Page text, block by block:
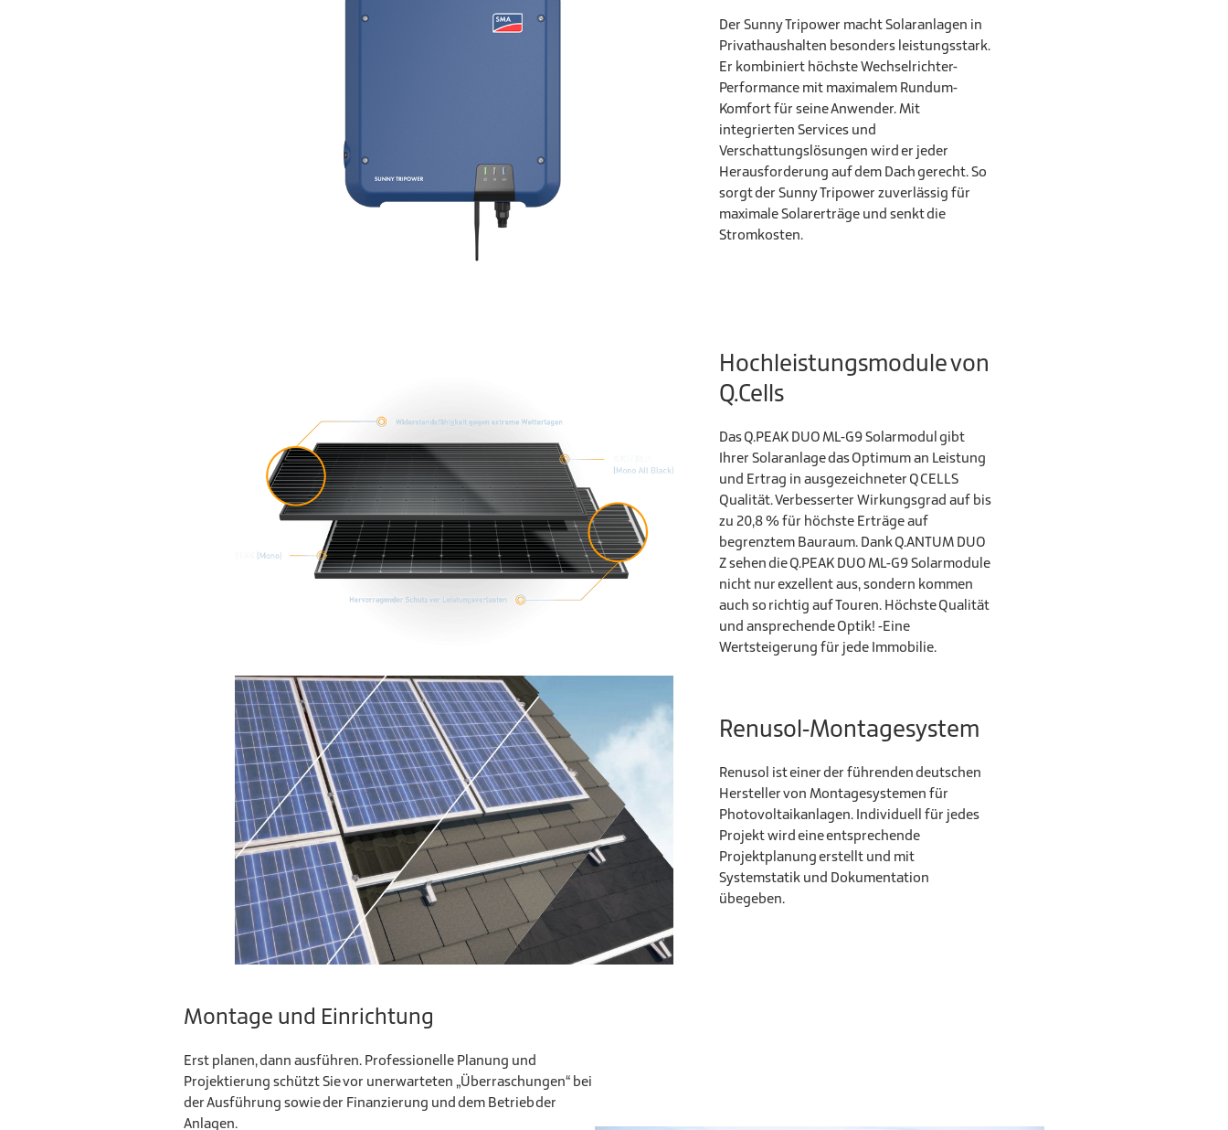
Der Sunny Tripower macht Solaranlagen in
Privathaushalten besonders leistungsstark.
Er kombiniert höchste Wechselrichter-
Performance mit maximalem Rundum-
Komfort für seine Anwender. Mit
integrierten Services und
Verschattungslösungen wird er jeder
Herausforderung auf dem Dach gerecht. So
sorgt der Sunny Tripower zuverlässig für
maximale Solarerträge und senkt die
Stromkosten.
Hochleistungsmodule von
Q.Cells
Das Q.PEAK DUO ML-G9 Solarmodul gibt
Ihrer Solaranlage das Optimum an Leistung
und Ertrag in ausgezeichneter Q CELLS
Qualität. Verbesserter Wirkungsgrad auf bis
zu 20,8 % für höchste Erträge auf
begrenztem Bauraum. Dank Q.ANTUM DUO
Z sehen die Q.PEAK DUO ML-G9 Solarmodule
nicht nur exzellent aus, sondern kommen
auch so richtig auf Touren. Höchste Qualität
und ansprechende Optik! -Eine
Wertsteigerung für jede Immobilie.
Renusol-Montagesystem
Renusol ist einer der führenden deutschen
Hersteller von Montagesystemen für
Photovoltaikanlagen. Individuell für jedes
Projekt wird eine entsprechende
Projektplanung erstellt und mit
Systemstatik und Dokumentation
übegeben.
Montage und Einrichtung
Erst planen, dann ausführen. Professionelle Planung und
Projektierung schützt Sie vor unerwarteten „Überraschungen“ bei
der Ausführung sowie der Finanzierung und dem Betrieb der
Anlagen.